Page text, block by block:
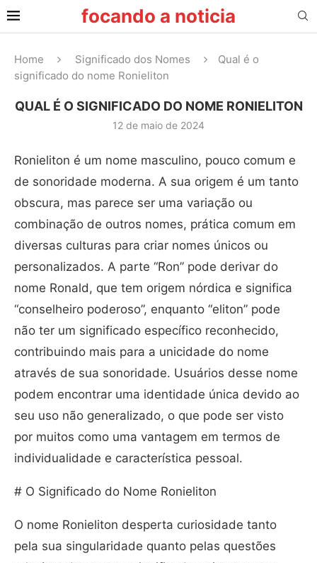
focando a noticia
Home Significado dos Nomes
Qual é o
significado do nome Ronieliton
QUAL É O SIGNIFICADO DO NOME RONIELITON
12 de maio de 2024
Ronieliton é um nome masculino, pouco comum e
de sonoridade moderna. A sua origem é um tanto
obscura, mas parece ser uma variação ou
combinação de outros nomes, prática comum em
diversas culturas para criar nomes únicos ou
personalizados. A parte “Ron” pode derivar do
nome Ronald, que tem origem nórdica e significa
“conselheiro poderoso”, enquanto “eliton” pode
não ter um significado específico reconhecido,
contribuindo mais para a unicidade do nome
através de sua sonoridade. Usuários desse nome
podem encontrar uma identidade única devido ao
seu uso não generalizado, o que pode ser visto
por muitos como uma vantagem em termos de
individualidade e característica pessoal.
# O Significado do Nome Ronieliton
O nome Ronieliton desperta curiosidade tanto
pela sua singularidade quanto pelas questões